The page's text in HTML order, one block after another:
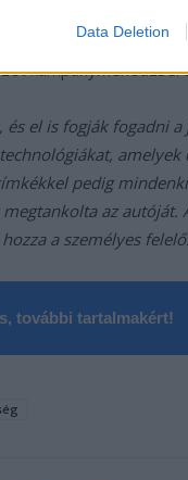
Data Deletion
Kirk Smith, a UC
Horizon, egy, a
el is fogják fogadni
amelyek
pedig
az
a személyes
további tartalmakért!